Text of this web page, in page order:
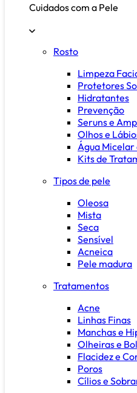
Cuidados com a Pele
Rosto
Limpeza
Protetores
Hidratantes
Prevenção
Seruns e
Olhos e
Água Micelar
Kits de
Tipos de pele
Oleosa
Mista
Seca
Sensível
Acneica
Pele madura
Tratamentos
Acne
Linhas Finas
Manchas e
Olheiras e
Flacidez e
Poros
Cílios e